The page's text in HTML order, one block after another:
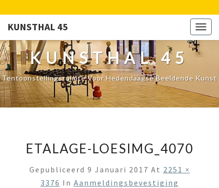
KUNSTHAL 45
KUNSTHAL 45
Tentoonstellingsruimte Voor Hedendaagse Beeldende Kunst
ETALAGE-LOESIMG_4070
Gepubliceerd 9 Januari 2017 At 2251 ×
3376 In Aanmeldingsbevestiging